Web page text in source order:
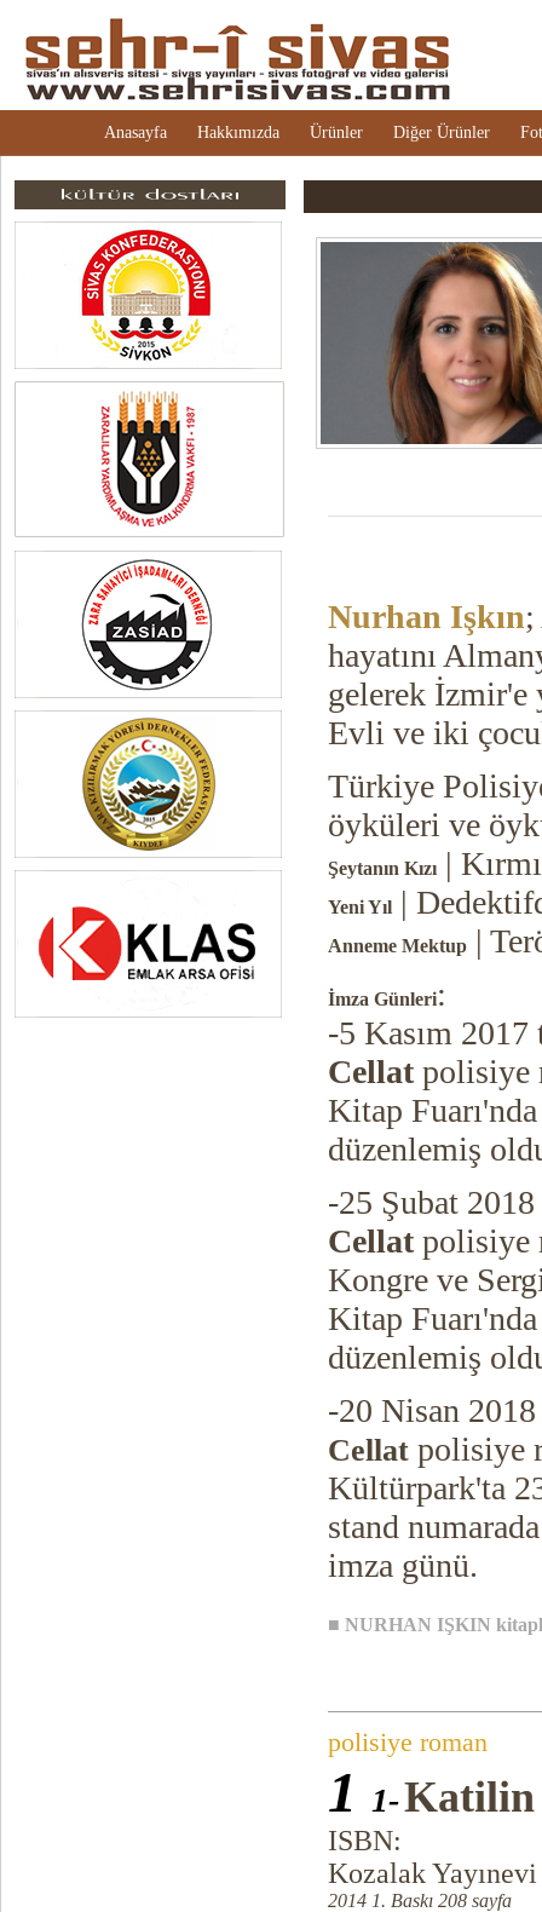
Anasayfa Hakkımızda Ürünler Diğer Ürünler
Nurhan Işkın
hayatını
gelerek İzmir'e
Evli ve iki
Türkiye
öyküleri ve
Şeytanın Kızı |
Yeni Yıl |
Anneme Mektup |
İmza Günleri:
-5 Kasım
Cellatpolisiye
Kitap
düzenlemiş
-25 Şubat
Cellatpolisiye
Kongre ve
Kitap
düzenlemiş
-20 Nisan
Cellat polisiye
Kültürpark'ta
stand
imza günü.
■ NURHAN IŞKIN
polisiye roman
1 1-Katilin
ISBN:
Kozalak Yayınevi
2014 1. Baskı 208 sayfa